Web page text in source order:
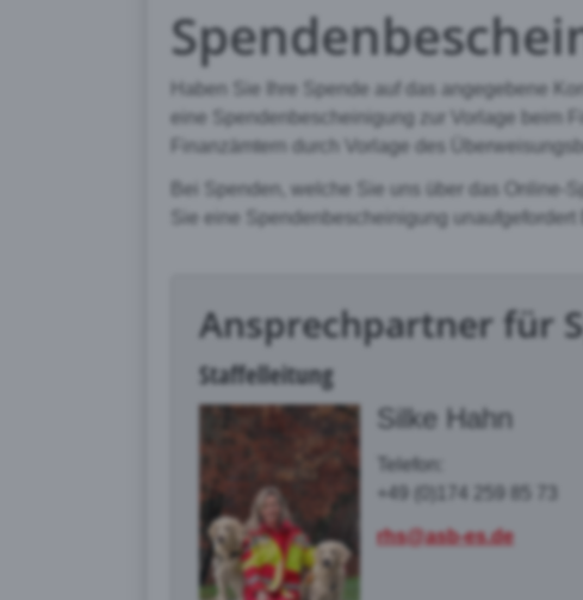
Haben Sie Ihre Spende auf das angegebene
eine Spendenbescheinigung zur Vorlage beim
Finanzämtern durch Vorlage des
Bei Spenden, welche Sie uns über das Online-
Sie eine Spendenbescheinigung
Ansprechpartner für
Staffelleitung
Silke Hahn
Telefon:
+49 (0)174 259 85 73
rhs@asb-es.de